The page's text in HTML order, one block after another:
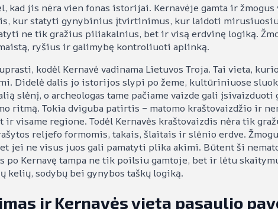
kad jis nėra vien fonas istorijai. Kernavėje gamta ir
kur statyti gynybinius įtvirtinimus, kur laidoti
ne tik gražius piliakalnius, bet ir visą erdvinę logiką.
ryšius ir galimybę kontroliuoti aplinką.
kodėl Kernavė vadinama Lietuvos Troja. Tai vieta,
Didelė dalis jo istorijos slypi po žeme, kultūriniuose
slėnį, o archeologas tame pačiame vaizde gali
ritmą. Tokia dviguba patirtis – matomo kraštovaizdžio ir
visame regione. Todėl Kernavės kraštovaizdis nėra tik
reljefo formomis, takais, šlaitais ir slėnio erdve.
jei ne visus juos gali pamatyti plika akimi. Būtent ši
Kernavę tampa ne tik poilsiu gamtoje, bet ir lėtu
kelių, sodybų bei gynybos taškų logiką.
ir Kernavės vieta pasaulio